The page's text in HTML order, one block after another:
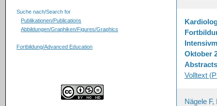
Suche nach/Search for
Publikationen/Publications
Abbildungen/Graphiken/Figures/Graphics
Fortbildung/Advanced Education
Oktober
Abstracts
Volltext
Nägele